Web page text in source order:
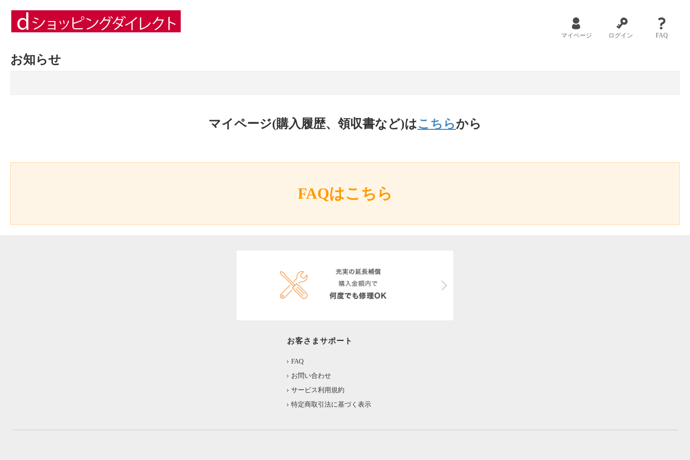
マイページ ログイン FAQ
お知らせ
マイページ(購入履歴、領収書など)はこちらから
FAQはこちら
お客さまサポート
FAQ
お問い合わせ
サービス利用規約
特定商取引法に基づく表示